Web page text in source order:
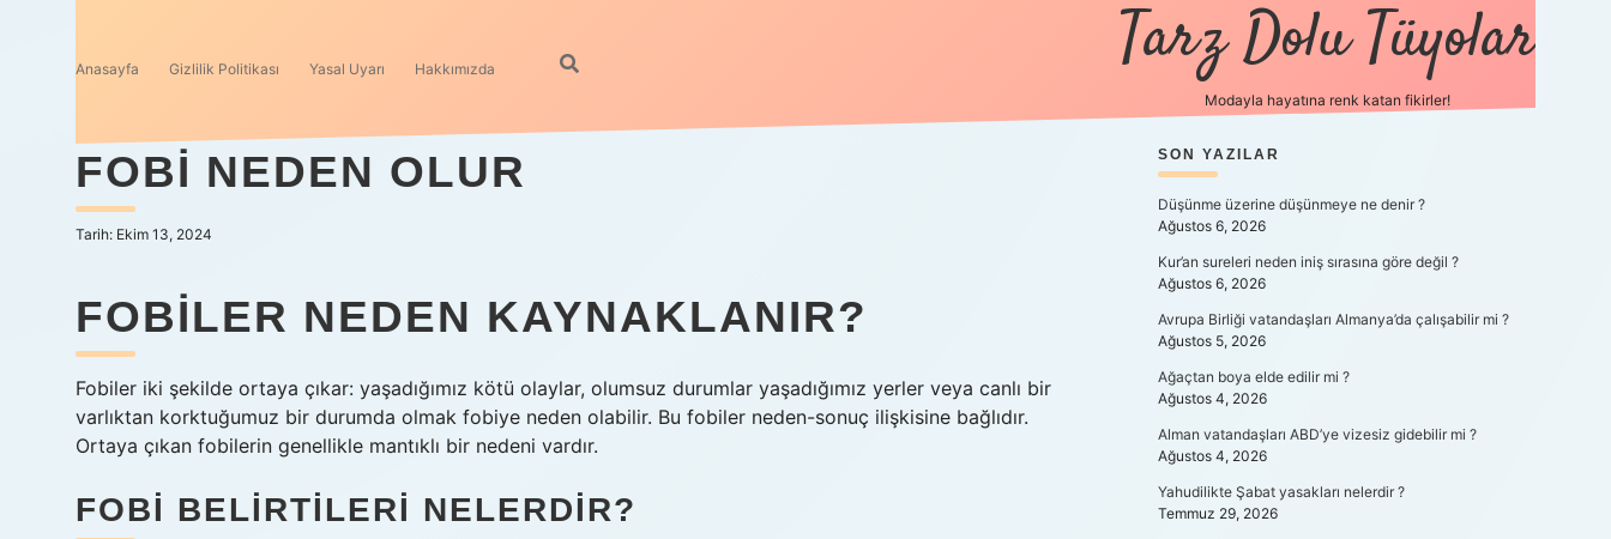
Anasayfa Gizlilik Politikası Yasal Uyarı Hakkımızda Tarz Dolu Tüyolar
Modayla hayatına renk katan fikirler!
FOBI NEDEN OLUR
Tarih: Ekim 13, 2024
FOBILER NEDEN KAYNAKLANIR?
Fobiler iki şekilde ortaya çıkar: yaşadığımız kötü olaylar, olumsuz durumlar yaşadığımız yerler veya canlı bir
varlıktan korktuğumuz bir durumda olmak fobiye neden olabilir. Bu fobiler neden-sonuç ilişkisine bağlıdır.
Ortaya çıkan fobilerin genellikle mantıklı bir nedeni vardır.
FOBI BELIRTILERI NELERDIR?
SIDEBAR
SON YAZILAR
Düşünme üzerine düşünmeye ne denir ?
Ağustos 6, 2026
Kur’an sureleri neden iniş sırasına göre değil ?
Ağustos 6, 2026
Avrupa Birliği vatandaşları Almanya’da çalışabilir mi ?
Ağustos 5, 2026
Ağaçtan boya elde edilir mi ?
Ağustos 4, 2026
Alman vatandaşları ABD’ye vizesiz gidebilir mi ?
Ağustos 4, 2026
Yahudilikte Şabat yasakları nelerdir ?
Temmuz 29, 2026